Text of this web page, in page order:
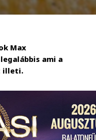
Max
ami a
illeti.